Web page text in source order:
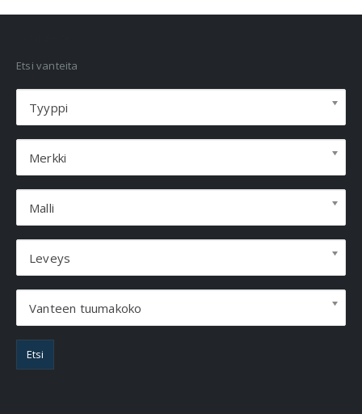
Etsi vanteita
Tyyppi
Merkki
Malli
Leveys
Vanteen tuumakoko
Etsi